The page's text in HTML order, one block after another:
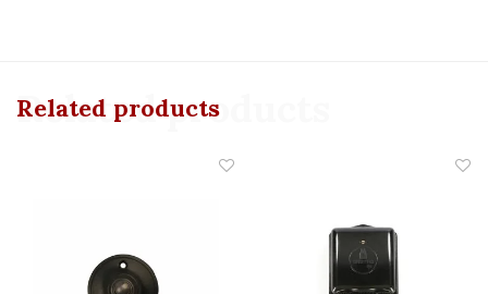
Related products
Related products